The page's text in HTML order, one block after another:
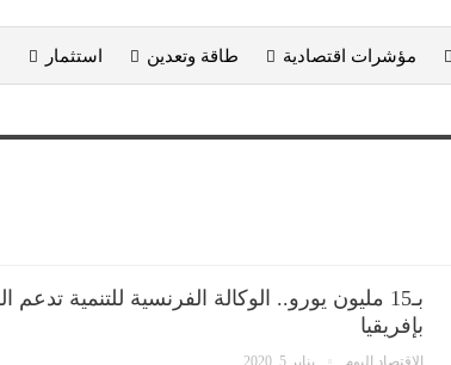
مؤشرات اقتصادية طاقة وتعدين استثمار
بـ15 مليون يورو.. الوكالة الفرنسية للتنمية
بإفريقيا
الاقتصاد اليوم يناير 5, 2020